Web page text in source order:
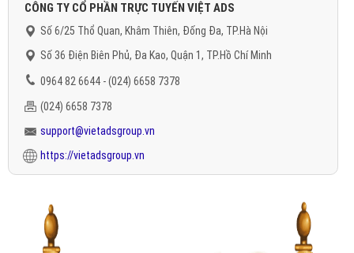
CÔNG TY CỔ PHẦN TRỰC TUYẾN VIỆT ADS
Số 6/25 Thổ Quan, Khâm Thiên, Đống Đa, TP.Hà Nội
Số 36 Điện Biên Phủ, Đa Kao, Quận 1, TP.Hồ Chí Minh
0964 82 6644 - (024) 6658 7378
(024) 6658 7378
support@vietadsgroup.vn
https://vietadsgroup.vn